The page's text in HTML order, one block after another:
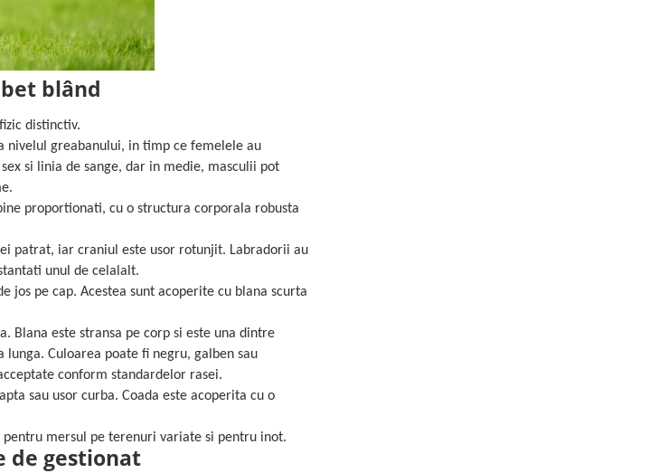
blând
distinctiv.
greabanului, in timp ce femelele au
si linia de sange, dar in medie, masculii pot
proportionati, cu o structura corporala robusta
patrat, iar craniul este usor rotunjit. Labradorii au
unul de celalalt.
jos pe cap. Acestea sunt acoperite cu blana scurta
Blana este stransa pe corp si este una dintre
Culoarea poate fi negru, galben sau
conform standardelor rasei.
sau usor curba. Coada este acoperita cu o
mersul pe terenuri variate si pentru inot.
de gestionat